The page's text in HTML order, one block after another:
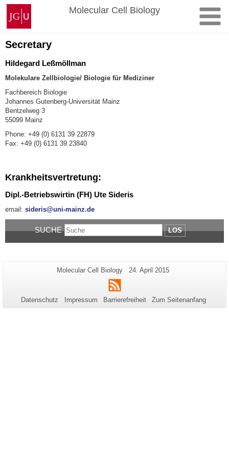
Zum
Inhalt
springen
Johannes
Gutenberg-
Universität
Mainz
Molecular Cell Biology
Secretary
Hildegard Leßmöllman
Molekulare Zellbiologie/ Biologie für Mediziner
Fachbereich Biologie
Johannes Gutenberg-Universität Mainz
Bentzelweg 3
55099 Mainz
Phone: +49 (0) 6131 39 22879
Fax: +49 (0) 6131 39 23840
Krankheitsvertretung:
Dipl.-Betriebswirtin (FH) Ute Sideris
email: sideris@uni-mainz.de
SUCHE LOS
Zusätzliche
Informationen
zu
dieser
Seiten-
Molecular Cell Biology
Letzte
24. April 2015
RSS
Datenschutz Impressum Barrierefreiheit Zum Seitenanfang